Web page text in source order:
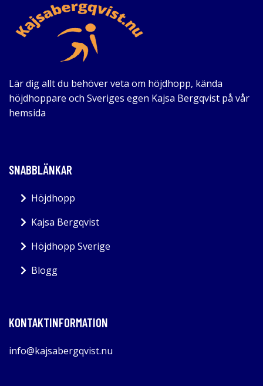
Lär dig allt du behöver veta om höjdhopp, kända
höjdhoppare och Sveriges egen Kajsa Bergqvist på vår
hemsida
SNABBLÄNKAR
Höjdhopp
Kajsa Bergqvist
Höjdhopp Sverige
Blogg
KONTAKTINFORMATION
info@kajsabergqvist.nu